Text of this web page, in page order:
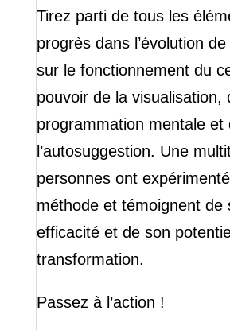
Tirez parti de tous les
progrès dans l’évolution
sur le fonctionnement du
pouvoir de la visualisation,
programmation mentale et
l’autosuggestion. Une
personnes ont
méthode et témoignent de
efficacité et de son
transformation.
Passez à l’action !